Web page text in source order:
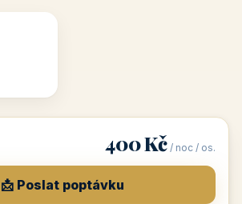
400 Kč / noc / os.
📩 Poslat poptávku